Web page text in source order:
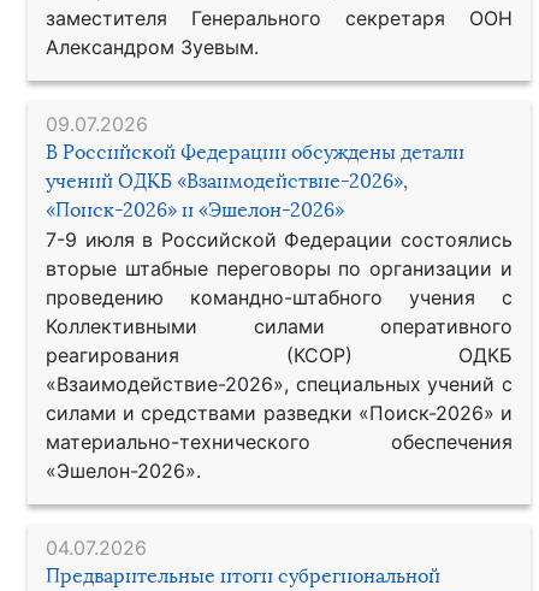
заместителя Генерального секретаря ООН
Александром Зуевым.
09.07.2026
В Российской Федерации обсуждены детали
учений ОДКБ «Взаимодействие-2026»,
«Поиск-2026» и «Эшелон-2026»
7-9 июля в Российской Федерации состоялись
вторые штабные переговоры по организации и
проведению командно-штабного учения с
Коллективными силами оперативного
реагирования (КСОР) ОДКБ
«Взаимодействие-2026», специальных учений с
силами и средствами разведки «Поиск-2026» и
материально-технического обеспечения
«Эшелон-2026».
04.07.2026
Предварительные итоги субрегиональной